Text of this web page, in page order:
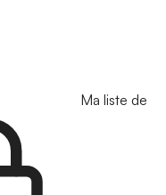
Ma liste de